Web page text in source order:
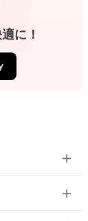
に！